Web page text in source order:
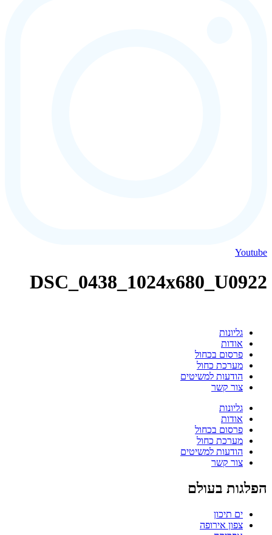
Youtube
DSC_0438_1024x680_U0922
גליונות
אודות
פרסום בכחול
מערכת כחול
הודעות למשיטים
צור קשר
גליונות
אודות
פרסום בכחול
מערכת כחול
הודעות למשיטים
צור קשר
הפלגות בעולם
ים תיכון
צפון אירופה